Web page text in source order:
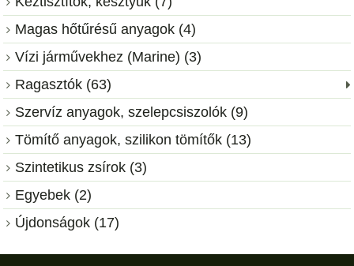
Magas hőtűrésű anyagok (4)
Vízi járművekhez (Marine) (3)
Ragasztók (63)
Szervíz anyagok, szelepcsiszolók (9)
Tömítő anyagok, szilikon tömítők (13)
Szintetikus zsírok (3)
Egyebek (2)
Újdonságok (17)